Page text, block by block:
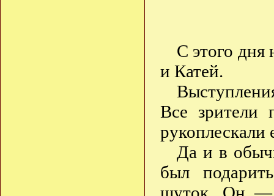
С этого
и Катей.
Все зрители
рукоплескали
Да и в
был